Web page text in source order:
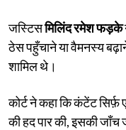
जस्टिसमिलिंद रमेश फड़के
ठेस पहुँचाने या वैमनस्य
शामिल थे।
कोर्ट ने कहा कि कंटेंट
की हद पार की, इसकी जाँच